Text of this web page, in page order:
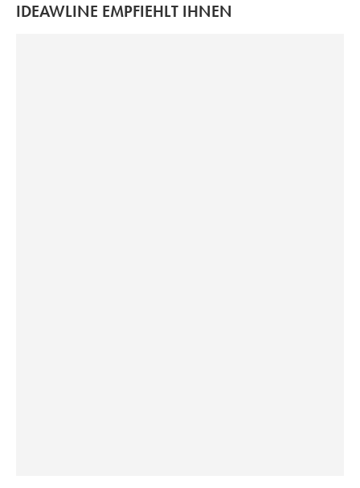
IDEAWLINE EMPFIEHLT IHNEN